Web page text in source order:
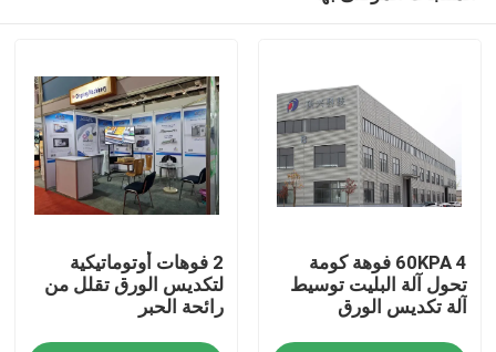
المنزل
60KPA 4 فوهة كومة
تحول آلة البليت توسيط
آلة تكديس الورق
2 فوهات أوتوماتيكية
لتكديس الورق تقلل من
رائحة الحبر